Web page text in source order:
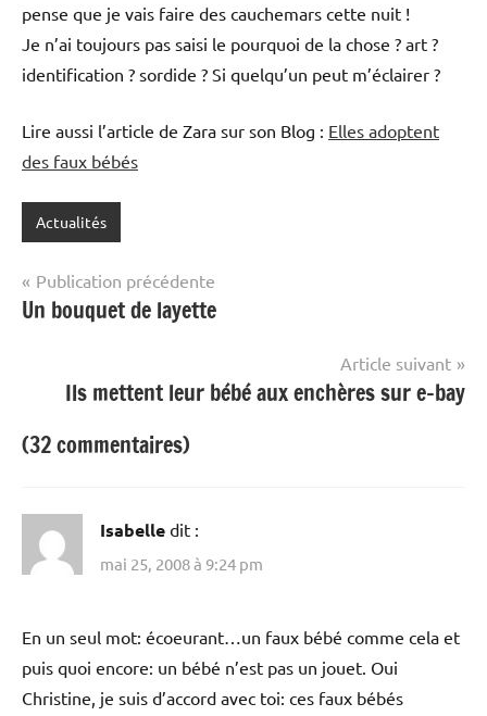
pense que je vais faire des cauchemars cette nuit !
Je n’ai toujours pas saisi le pourquoi de la chose ? art ?
identification ? sordide ? Si quelqu’un peut m’éclairer ?
Lire aussi l’article de Zara sur son Blog : Elles adoptent
des faux bébés
Actualités
Navigation
de
Publication précédente
Un bouquet de layette
Article suivant
Ils mettent leur bébé aux enchères sur e-bay
(32 commentaires)
Isabelle dit :
mai 25, 2008 à 9:24 pm
En un seul mot: écoeurant…un faux bébé comme cela et
puis quoi encore: un bébé n’est pas un jouet. Oui
Christine, je suis d’accord avec toi: ces faux bébés